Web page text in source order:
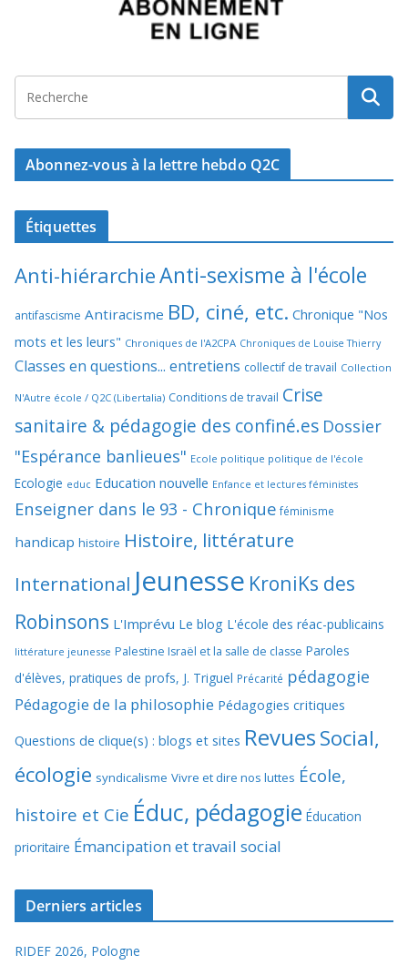
Abonnez-vous à la lettre hebdo Q2C
Étiquettes
Anti-hiérarchieAnti-sexisme à l'école
antifascisme Antiracisme BD, ciné, etc. Chronique "Nos
mots et les leurs" Chroniques de l'A2CPA Chroniques de Louise Thierry
Classes en questions... entretiens collectif de travail Collection
N'Autre école / Q2C (Libertalia) Conditions de travail Crise
sanitaire & pédagogie des confiné.es Dossier
"Espérance banlieues" Ecole politique politique de l'école
Ecologie educ Education nouvelle Enfance et lectures féministes
Enseigner dans le 93 - Chronique féminisme
handicap histoire Histoire, littérature
International Jeunesse KroniKs des
Robinsons L'Imprévu Le blog L'école des réac-publicains
littérature jeunesse Palestine Israël et la salle de classe Paroles
d'élèves, pratiques de profs, J. Triguel Précarité pédagogie
Pédagogie de la philosophie Pédagogies critiques
Questions de clique(s) : blogs et sites RevuesSocial,
écologie syndicalisme Vivre et dire nos luttes École,
histoire et Cie Éduc, pédagogie Éducation
prioritaire Émancipation et travail social
Derniers articles
RIDEF 2026, Pologne